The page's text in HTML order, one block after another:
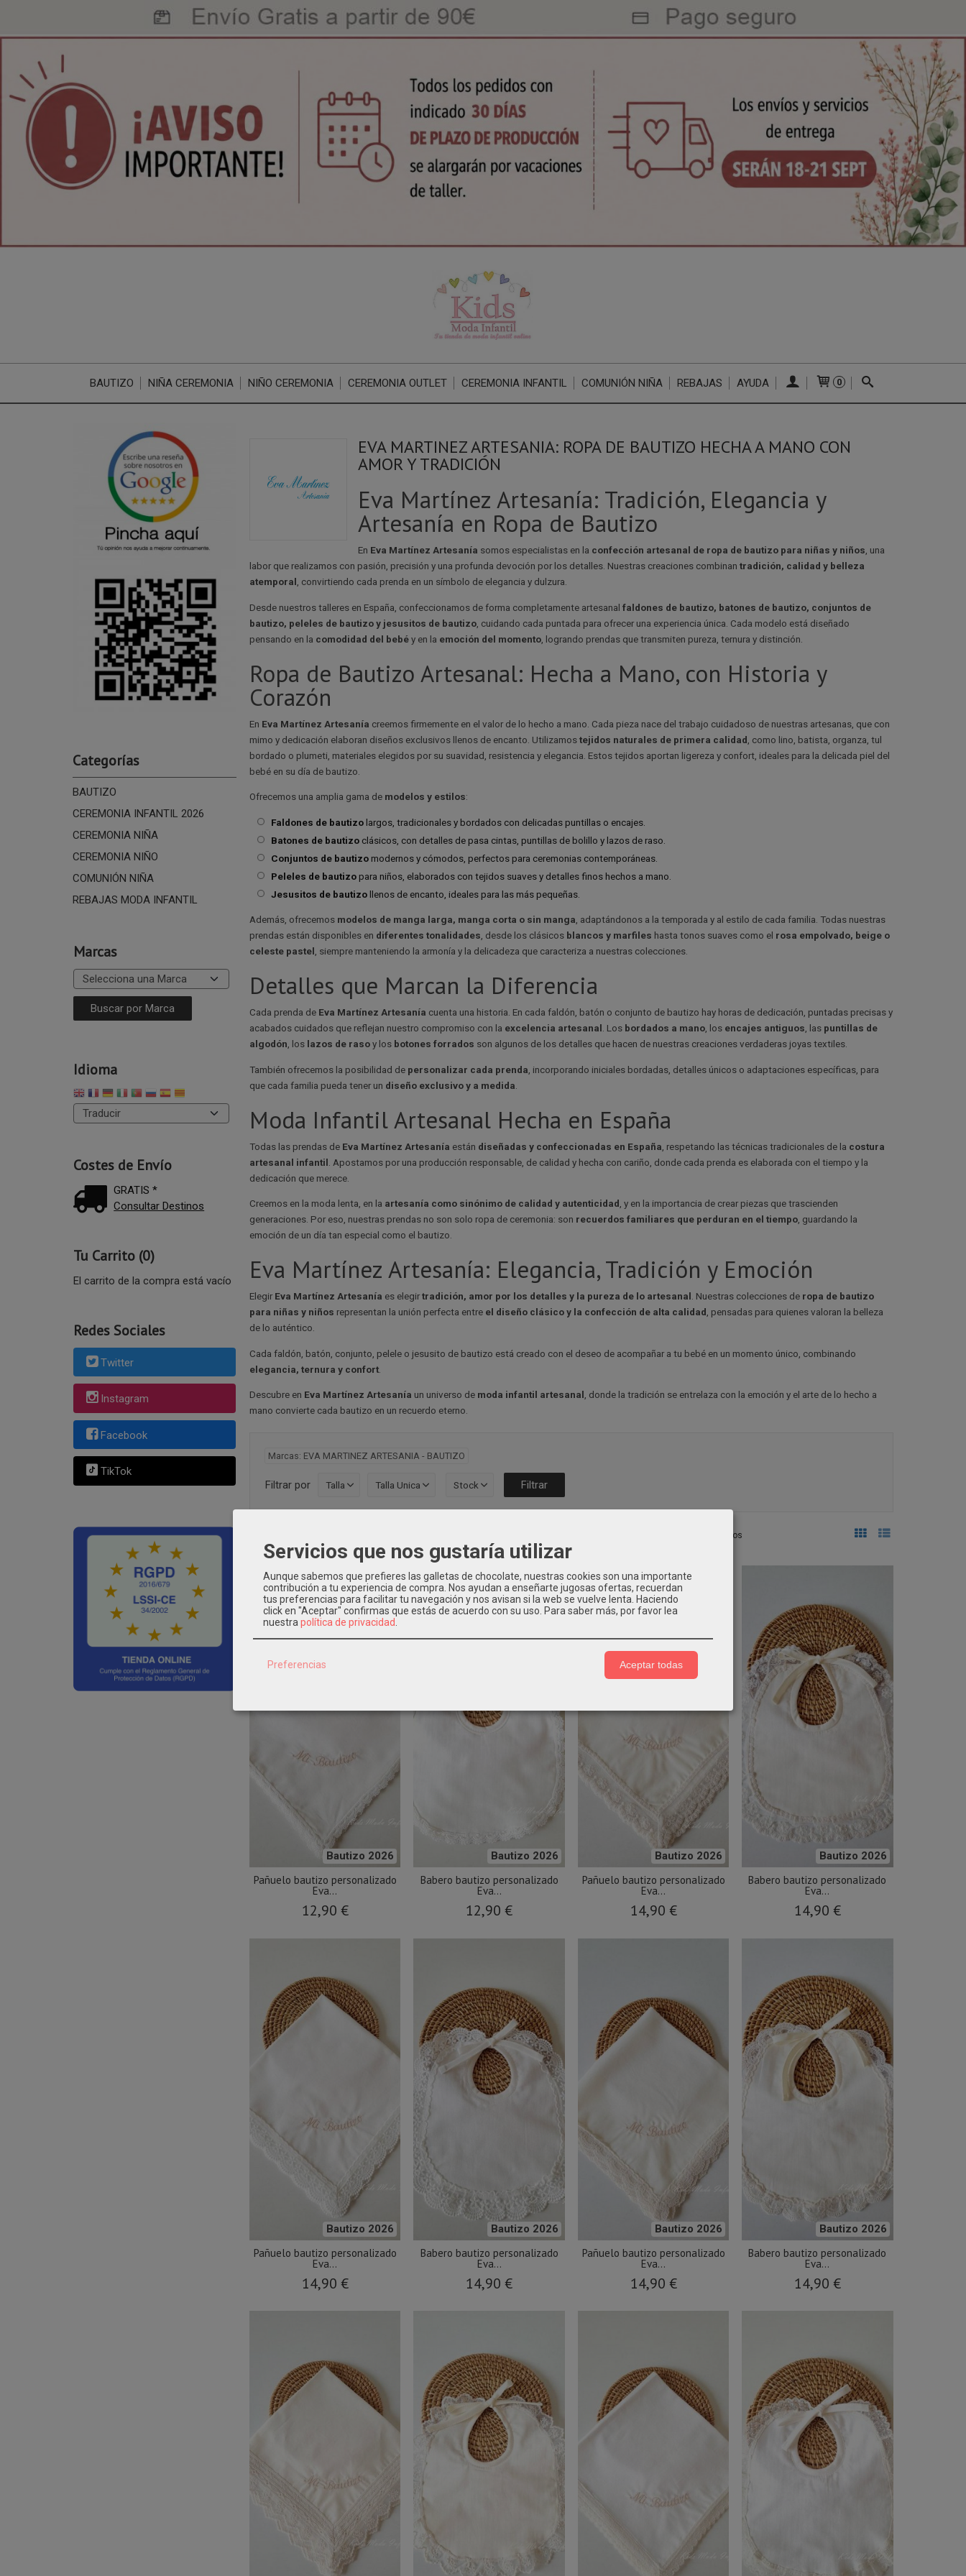
BAUTIZO NIÑA CEREMONIA NIÑO CEREMONIA CEREMONIA OUTLET CEREMONIA INFANTIL COMUNIÓN NIÑA REBAJAS AYUDA 0
Categorías
BAUTIZO
CEREMONIA INFANTIL 2026
CEREMONIA NIÑA
CEREMONIA NIÑO
COMUNIÓN NIÑA
REBAJAS MODA INFANTIL
Marcas
Idioma
Costes de Envío
GRATIS *
Consultar Destinos
Tu Carrito (0)
El carrito de la compra está vacío
Redes Sociales
Twitter
Instagram
Facebook
TikTok
EVA MARTINEZ ARTESANIA: ROPA DE BAUTIZO HECHA A MANO CON
AMOR Y TRADICIÓN
Eva Martínez Artesanía: Tradición, Elegancia y
Artesanía en Ropa de Bautizo
En Eva Martínez Artesanía somos especialistas en la confección artesanal de ropa de bautizo para niñas y niños , una
labor que realizamos con pasión, precisión y una profunda devoción por los detalles. Nuestras creaciones combinan tradición, calidad y belleza
atemporal , convirtiendo cada prenda en un símbolo de elegancia y dulzura.
Desde nuestros talleres en España, confeccionamos de forma completamente artesanal faldones de bautizo, batones de bautizo, conjuntos de
bautizo, peleles de bautizo y jesusitos de bautizo, cuidando cada puntada para ofrecer una experiencia única. Cada modelo está diseñado
pensando en la comodidad del bebéy en la emoción del momento, logrando prendas que transmiten pureza, ternura y distinción.
Ropa de Bautizo Artesanal: Hecha a Mano, con Historia y
Corazón
En Eva Martínez Artesanía creemos firmemente en el valor de lo hecho a mano. Cada pieza nace del trabajo cuidadoso de nuestras artesanas, que con
mimo y dedicación elaboran diseños exclusivos llenos de encanto. Utilizamostejidos naturales de primera calidad , como lino, batista, organza, tul
bordado o plumeti, materiales elegidos por su suavidad, resistencia y elegancia. Estos tejidos aportan ligereza y confort, ideales para la delicada piel del
bebé en su día de bautizo.
Ofrecemos una amplia gama de modelos y estilos:
Faldones de bautizolargos, tradicionales y bordados con delicadas puntillas o encajes.
Batones de bautizoclásicos, con detalles de pasa cintas, puntillas de bolillo y lazos de raso.
Conjuntos de bautizomodernos y cómodos, perfectos para ceremonias contemporáneas.
Peleles de bautizopara niños, elaborados con tejidos suaves y detalles finos hechos a mano.
Jesusitos de bautizollenos de encanto, ideales para las más pequeñas.
Además, ofrecemos modelos de manga larga, manga corta o sin manga , adaptándonos a la temporada y al estilo de cada familia. Todas nuestras
prendas están disponibles en diferentes tonalidades , desde los clásicos blancos y marfiles hasta tonos suaves como el rosa empolvado, beige o
celeste pastel , siempre manteniendo la armonía y la delicadeza que caracteriza a nuestras colecciones.
Detalles que Marcan la Diferencia
Cada prenda de Eva Martínez Artesanía cuenta una historia. En cada faldón, batón o conjunto de bautizo hay horas de dedicación, puntadas precisas y
acabados cuidados que reflejan nuestro compromiso con la excelencia artesanal . Los bordados a mano, los encajes antiguos , las puntillas de
algodón , los lazos de rasoy los botones forrados son algunos de los detalles que hacen de nuestras creaciones verdaderas joyas textiles.
También ofrecemos la posibilidad de personalizar cada prenda , incorporando iniciales bordadas, detalles únicos o adaptaciones específicas, para
que cada familia pueda tener un diseño exclusivo y a medida
Moda Infantil Artesanal Hecha en España
Todas las prendas de Eva Martínez Artesanía están diseñadas y confeccionadas en España , respetando las técnicas tradicionales de la costura
artesanal infantil . Apostamos por una producción responsable, de calidad y hecha con cariño, donde cada prenda es elaborada con el tiempo y la
dedicación que merece.
Creemos en la moda lenta, en la artesanía como sinónimo de calidad y autenticidad , y en la importancia de crear piezas que trascienden
generaciones. Por eso, nuestras prendas no son solo ropa de ceremonia: son recuerdos familiares que perduran en el tiempo, guardando la
emoción de un día tan especial como el bautizo.
Eva Martínez Artesanía: Elegancia, Tradición y Emoción
Elegir Eva Martínez Artesanía es elegirtradición, amor por los detalles y la pureza de lo artesanal . Nuestras colecciones de ropa de bautizo
para niñas y niños representan la unión perfecta entre el diseño clásico y la confección de alta calidad , pensadas para quienes valoran la belleza
de lo auténtico.
Cada faldón, batón, conjunto, pelele o jesusito de bautizo está creado con el deseo de acompañar a tu bebé en un momento único, combinando
elegancia, ternura y confort.
Descubre en Eva Martínez Artesanía un universo de moda infantil artesanal , donde la tradición se entrelaza con la emoción y el arte de lo hecho a
mano convierte cada bautizo en un recuerdo eterno.
Marcas: EVA MARTINEZ ARTESANIA - BAUTIZO
Filtrar por Talla Talla Unica Stock
101 productos
Bautizo 2026
Pañuelo bautizo personalizado
Eva...
12,90 €
Bautizo 2026
Babero bautizo personalizado
Eva...
12,90 €
Bautizo 2026
Pañuelo bautizo personalizado
Eva...
14,90 €
Bautizo 2026
Babero bautizo personalizado
Eva...
14,90 €
Bautizo 2026
Pañuelo bautizo personalizado
Eva...
14,90 €
Bautizo 2026
Babero bautizo personalizado
Eva...
14,90 €
Bautizo 2026
Pañuelo bautizo personalizado
Eva...
14,90 €
Bautizo 2026
Babero bautizo personalizado
Eva...
14,90 €
Servicios que nos gustaría utilizar
Aunque sabemos que prefieres las galletas de chocolate, nuestras cookies son una importante
contribución a tu experiencia de compra. Nos ayudan a enseñarte jugosas ofertas, recuerdan
tus preferencias para facilitar tu navegación y nos avisan si la web se vuelve lenta. Haciendo
click en "Aceptar" confirmas que estás de acuerdo con su uso. Para saber más, por favor lea
nuestra política de privacidad
Preferencias Aceptar todas